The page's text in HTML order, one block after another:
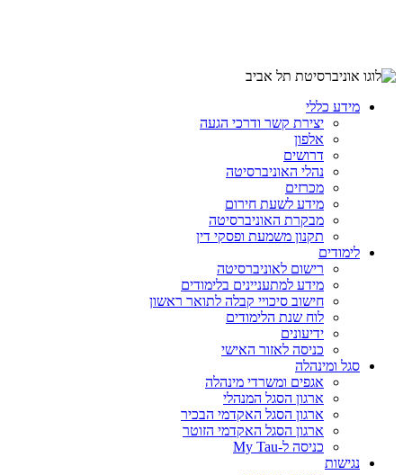
מידע כללי
יצירת קשר ודרכי הגעה
אלפון
דרושים
נהלי האוניברסיטה
מכרזים
מידע לשעת חירום
מבקרת האוניברסיטה
תקנון משמעת ופסקי דין
לימודים
רישום לאוניברסיטה
מידע למתעניינים בלימודים
חישוב סיכויי קבלה לתואר ראשון
לוח שנת הלימודים
ידיעונים
כניסה לאזור האישי
סגל ומינהלה
אגפים ומשרדי מינהלה
ארגון הסגל המנהלי
ארגון הסגל האקדמי הבכיר
ארגון הסגל האקדמי הזוטר
כניסה ל-My Tau
נגישות